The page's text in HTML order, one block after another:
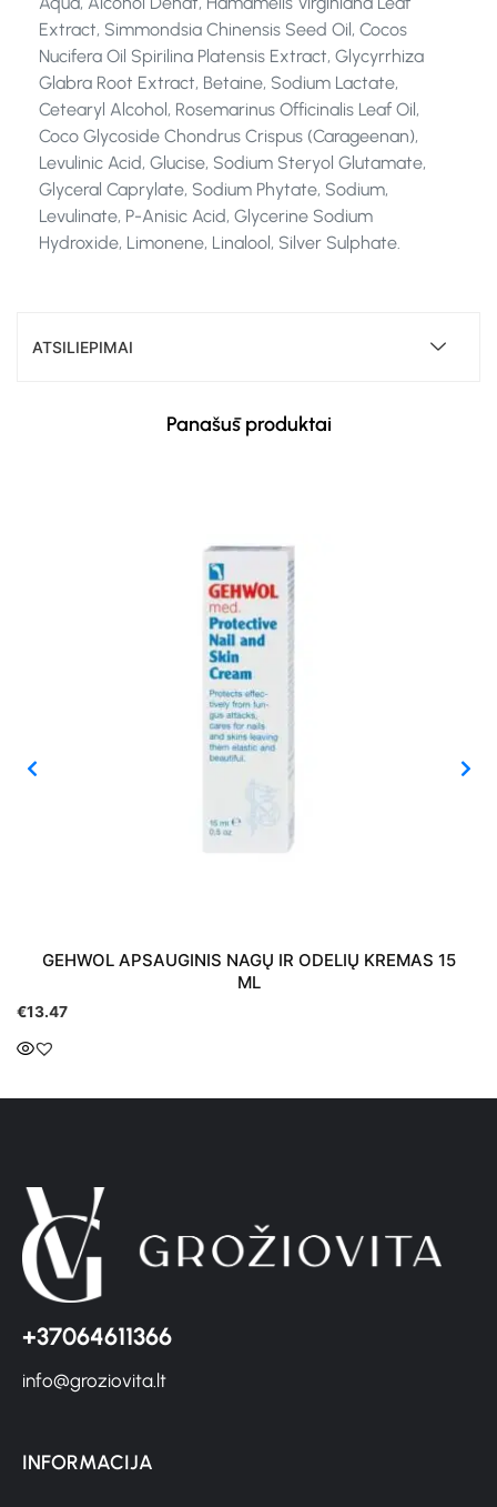
Extract, Simmondsia Chinensis Seed Oil, Cocos
Nucifera Oil Spirilina Platensis Extract, Glycyrrhiza
Glabra Root Extract, Betaine, Sodium Lactate,
Cetearyl Alcohol, Rosemarinus Officinalis Leaf Oil,
Coco Glycoside Chondrus Crispus (Carageenan),
Levulinic Acid, Glucise, Sodium Steryol Glutamate,
Glyceral Caprylate, Sodium Phytate, Sodium,
Levulinate, P-Anisic Acid, Glycerine Sodium
Hydroxide, Limonene, Linalool, Silver Sulphate.
ATSILIEPIMAI
Panašūs produktai
GEHWOL APSAUGINIS NAGŲ IR ODELIŲ KREMAS 15
ML
€13.47
+37064611366
info@groziovita.lt
INFORMACIJA